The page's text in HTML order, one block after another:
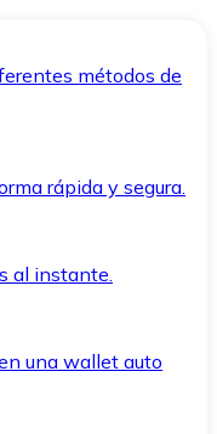
métodos de
rápida y segura.
al instante.
una wallet auto